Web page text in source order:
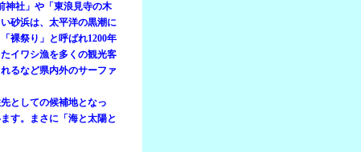
神社」や「東浪見寺の木
砂浜は、太平洋の黒潮に
裸祭り」と呼ばれ1200年
イワシ漁を多くの観光客
るなど県内外のサーファ
としての候補地となっ
す。まさに「海と太陽と